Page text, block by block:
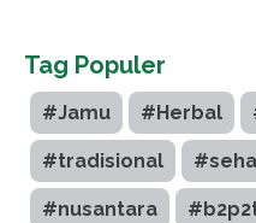
Tag Populer
#Jamu #Herbal
#tradisional
#nusantara